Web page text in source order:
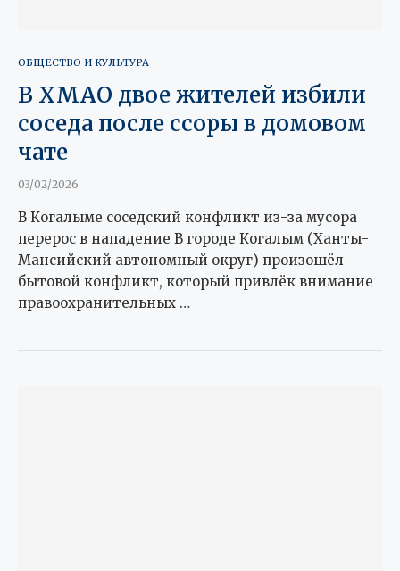
ОБЩЕСТВО И КУЛЬТУРА
В ХМАО двое жителей избили
соседа после ссоры в домовом
чате
03/02/2026
В Когалыме соседский конфликт из-за мусора
перерос в нападение В городе Когалым (Ханты-
Мансийский автономный округ) произошёл
бытовой конфликт, который привлёк внимание
правоохранительных …